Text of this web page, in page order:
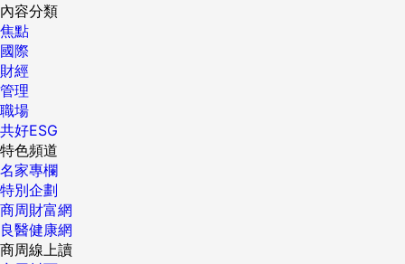
內容分類
焦點
國際
財經
管理
職場
共好ESG
特色頻道
名家專欄
特別企劃
商周財富網
良醫健康網
商周線上讀